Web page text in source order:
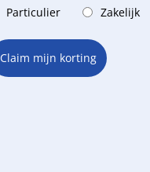
Particulier
Zakelijk
Claim mijn korting